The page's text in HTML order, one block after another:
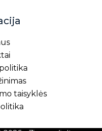
taisyklės